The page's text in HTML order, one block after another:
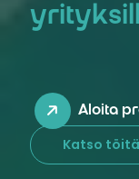
Aloita
Katso